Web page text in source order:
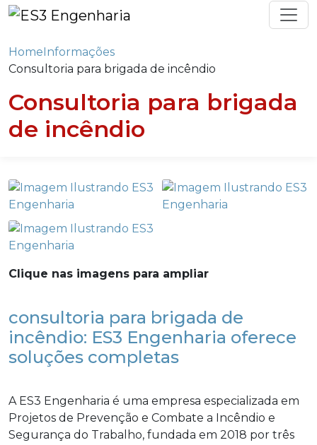
HomeInformações
Consultoria para brigada de incêndio
Consultoria para brigada
de incêndio
Clique nas imagens para ampliar
consultoria para brigada de
incêndio: ES3 Engenharia oferece
soluções completas
A ES3 Engenharia é uma empresa especializada em
Projetos de Prevenção e Combate a Incêndio e
Segurança do Trabalho, fundada em 2018 por três